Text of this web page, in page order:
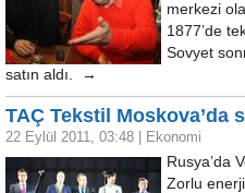
merkezi
1877’de
Sovyet
satın aldı. →
TAÇ Tekstil Moskova’da
22 Eylül 2011, 03:48 Ekonomi
Rusya’da
Zorlu